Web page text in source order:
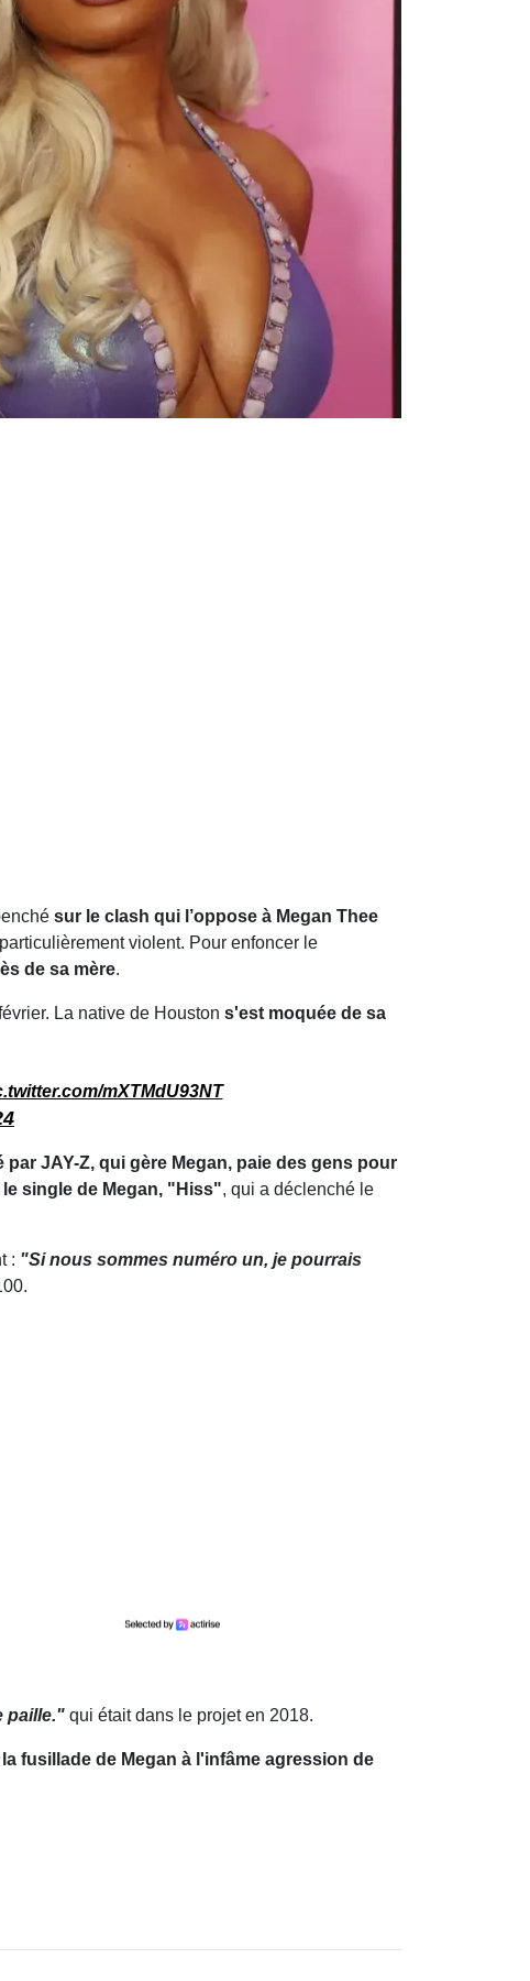
sur le clash qui l’oppose à Megan Thee
violent. Pour enfoncer le
de sa mère.
La native de Houston s'est moquée de sa
mXTMdU93NT
par JAY-Z, qui gère Megan, paie des gens pour
single de Megan, "Hiss", qui a déclenché le
: "Si nous sommes numéro un, je pourrais
paille." qui était dans le projet en 2018.
fusillade de Megan à l'infâme agression de